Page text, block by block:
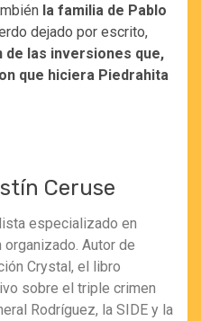
la familia de Pablo
dejado por escrito,
de las inversiones que,
que hiciera Piedrahita
Ceruse
especializado en
organizado. Autor de
Crystal, el libro
sobre el triple crimen
Rodríguez, la SIDE y la